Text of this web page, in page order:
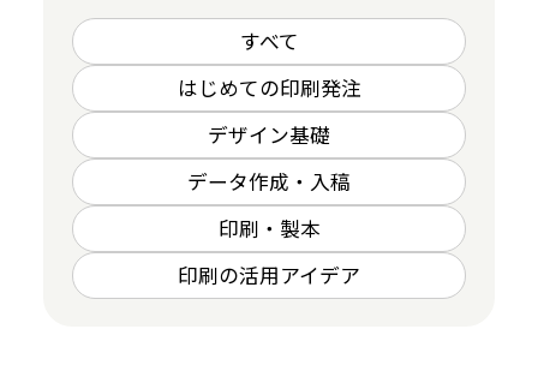
すべて
はじめての印刷発注
デザイン基礎
データ作成・入稿
印刷・製本
印刷の活用アイデア